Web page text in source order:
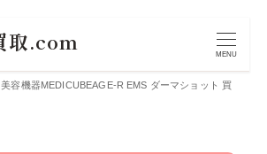
MENU
美容機器MEDICUBEAGE-R EMS ダーマショット 買